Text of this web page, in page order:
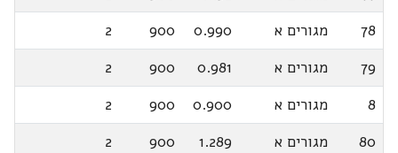
78
מגורים א 0.990
900
2
79
מגורים א 0.981
900
2
8
מגורים א 0.900
900
2
80
מגורים א 1.289
900
2